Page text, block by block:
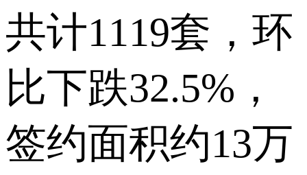
共计1119套，环
比下跌32.5%，
签约面积约13万